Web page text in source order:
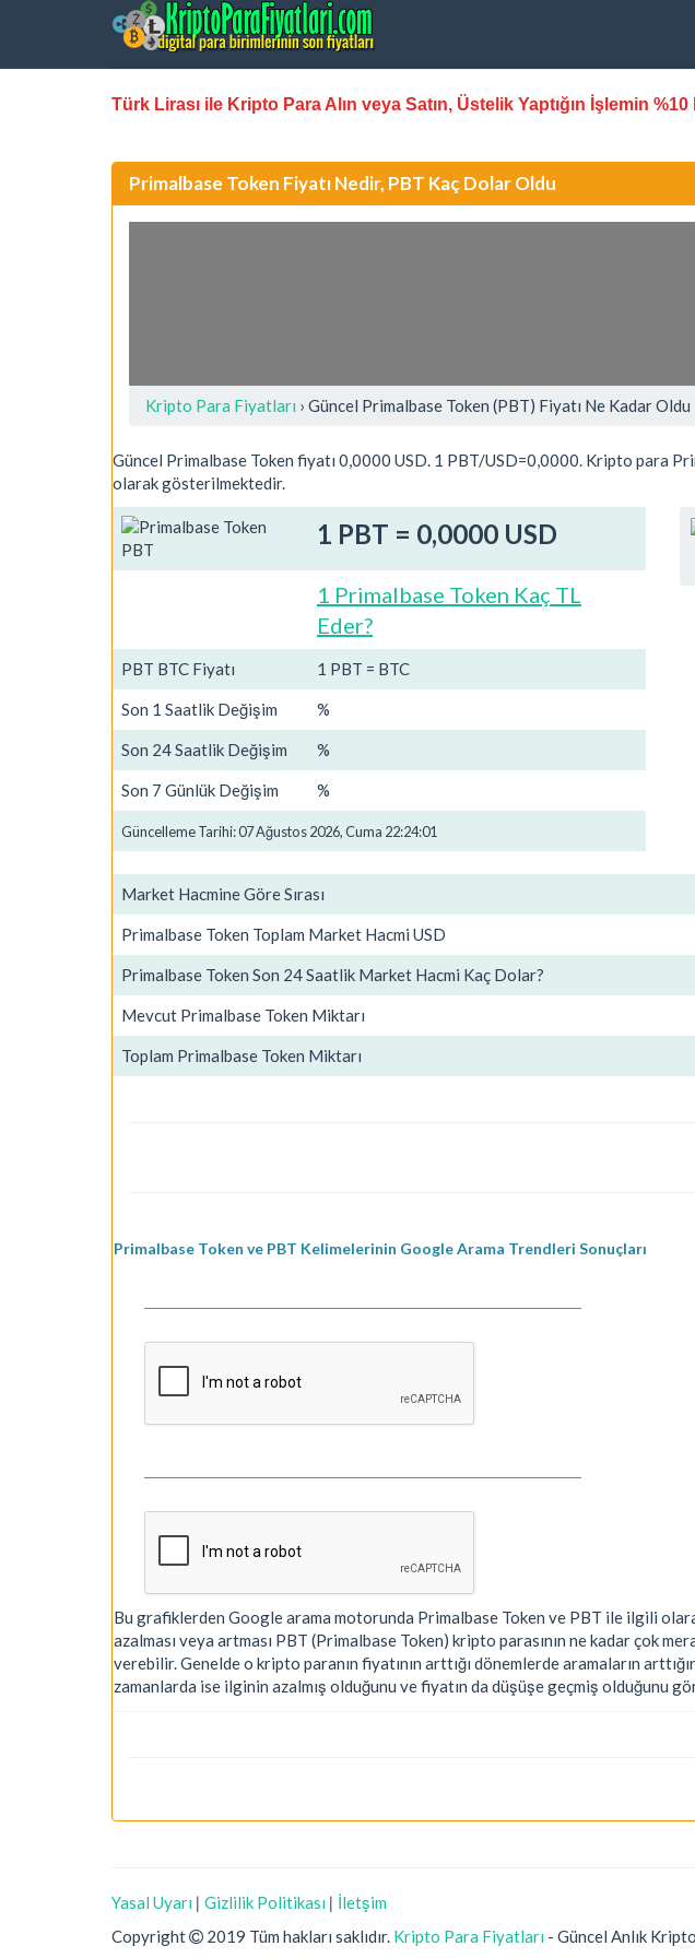
Türk Lirası ile Kripto Para Alın veya Satın, Üstelik Yaptığın İşlemin
Primalbase Token Fiyatı Nedir, PBT Kaç Dolar Oldu
Kripto Para Fiyatları › Güncel Primalbase Token (PBT) Fiyatı Ne Kadar Oldu
Güncel Primalbase Token fiyatı 0,0000 USD. 1 PBT/USD=0,0000. Kripto para
olarak gösterilmektedir.
1 PBT = 0,0000 USD
1 Primalbase Token Kaç TL
Eder?
PBT BTC Fiyatı 1 PBT = BTC
Son 1 Saatlik Değişim %
Son 24 Saatlik Değişim %
Son 7 Günlük Değişim %
Güncelleme Tarihi: 07 Ağustos 2026, Cuma 22:24:01
Market Hacmine Göre Sırası
Primalbase Token Toplam Market Hacmi USD
Primalbase Token Son 24 Saatlik Market Hacmi Kaç Dolar?
Mevcut Primalbase Token Miktarı
Toplam Primalbase Token Miktarı
Primalbase Token ve PBT Kelimelerinin Google Arama Trendleri Sonuçları
Bu grafiklerden Google arama motorunda Primalbase Token ve PBT ile ilgili olarak
azalması veya artması PBT (Primalbase Token) kripto parasının ne kadar çok
verebilir. Genelde o kripto paranın fiyatının arttığı dönemlerde aramaların
zamanlarda ise ilginin azalmış olduğunu ve fiyatın da düşüşe geçmiş olduğunu
Yasal Uyarı | Gizlilik Politikası | İletşim
Copyright
2019 Tüm hakları saklıdır. Kripto Para Fiyatları - Güncel Anlık